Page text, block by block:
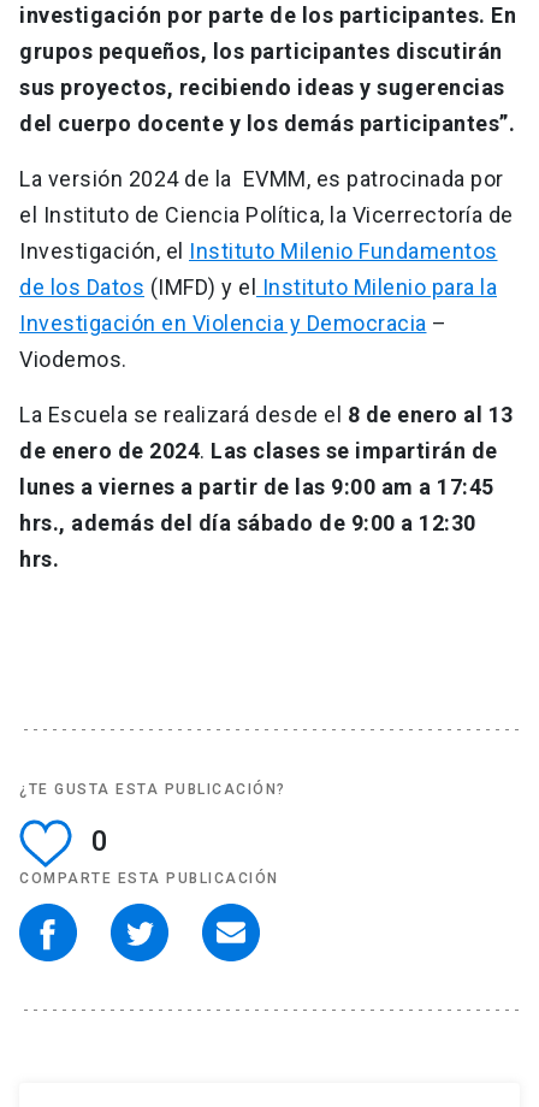
investigación por parte de los participantes. En
grupos pequeños, los participantes discutirán
sus proyectos, recibiendo ideas y sugerencias
del cuerpo docente y los demás participantes”.
La versión 2024 de la EVMM, es patrocinada por
el Instituto de Ciencia Política, la Vicerrectoría de
Investigación, el Instituto Milenio Fundamentos
de los Datos (IMFD) y el
Instituto Milenio para la
Investigación en Violencia y Democracia –
Viodemos.
La Escuela se realizará desde el 8 de enero al 13
de enero de 2024. Las clases se impartirán de
lunes a viernes a partir de las 9:00 am a 17:45
hrs., además del día sábado de 9:00 a 12:30
hrs.
¿TE GUSTA ESTA PUBLICACIÓN?
0
COMPARTE ESTA PUBLICACIÓN